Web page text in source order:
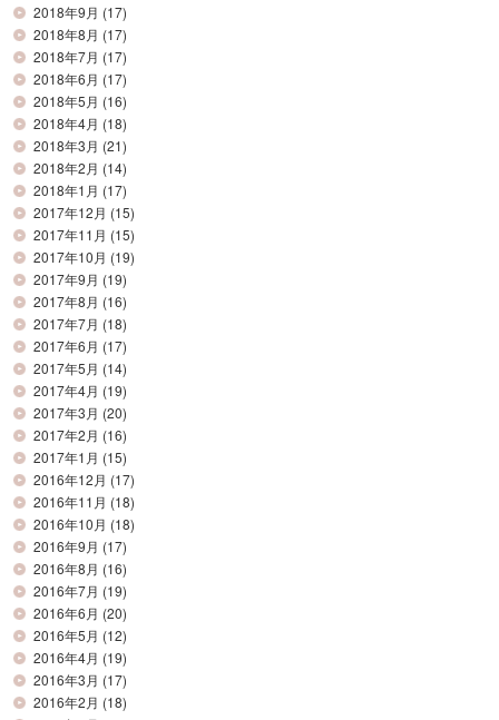
2018年9月 (17)
2018年8月 (17)
2018年7月 (17)
2018年6月 (17)
2018年5月 (16)
2018年4月 (18)
2018年3月 (21)
2018年2月 (14)
2018年1月 (17)
2017年12月 (15)
2017年11月 (15)
2017年10月 (19)
2017年9月 (19)
2017年8月 (16)
2017年7月 (18)
2017年6月 (17)
2017年5月 (14)
2017年4月 (19)
2017年3月 (20)
2017年2月 (16)
2017年1月 (15)
2016年12月 (17)
2016年11月 (18)
2016年10月 (18)
2016年9月 (17)
2016年8月 (16)
2016年7月 (19)
2016年6月 (20)
2016年5月 (12)
2016年4月 (19)
2016年3月 (17)
2016年2月 (18)